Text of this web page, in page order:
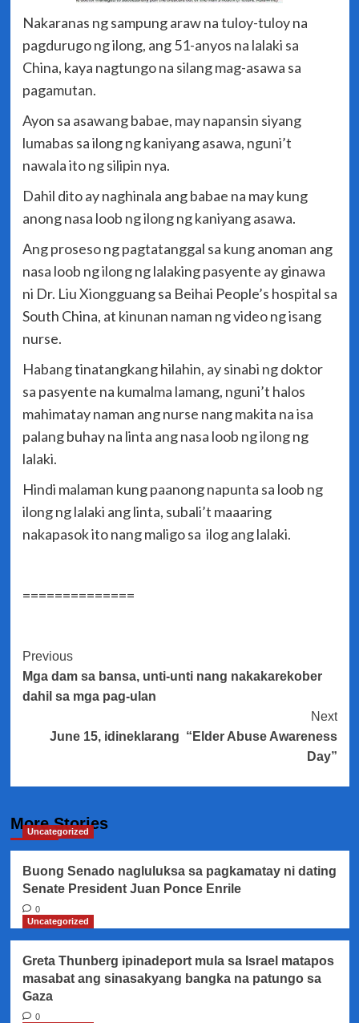
Nakaranas ng sampung araw na tuloy-tuloy na
pagdurugo ng ilong, ang 51-anyos na lalaki sa
China, kaya nagtungo na silang mag-asawa sa
pagamutan.
Ayon sa asawang babae, may napansin siyang
lumabas sa ilong ng kaniyang asawa, nguni’t
nawala ito ng silipin nya.
Dahil dito ay naghinala ang babae na may kung
anong nasa loob ng ilong ng kaniyang asawa.
Ang proseso ng pagtatanggal sa kung anoman ang
nasa loob ng ilong ng lalaking pasyente ay ginawa
ni Dr. Liu Xiongguang sa Beihai People’s hospital sa
South China, at kinunan naman ng video ng isang
nurse.
Habang tinatangkang hilahin, ay sinabi ng doktor
sa pasyente na kumalma lamang, nguni’t halos
mahimatay naman ang nurse nang makita na isa
palang buhay na linta ang nasa loob ng ilong ng
lalaki.
Hindi malaman kung paanong napunta sa loob ng
ilong ng lalaki ang linta, subali’t maaaring
nakapasok ito nang maligo sa ilog ang lalaki.
==============
Post
Navigation
Previous
Mga dam sa bansa, unti-unti nang nakakarekober
dahil sa mga pag-ulan
Next
June 15, idineklarang “Elder Abuse Awareness
Day”
More Stories
Uncategorized
Buong Senado nagluluksa sa pagkamatay ni dating
Senate President Juan Ponce Enrile
0
Uncategorized
Greta Thunberg ipinadeport mula sa Israel matapos
masabat ang sinasakyang bangka na patungo sa
Gaza
0